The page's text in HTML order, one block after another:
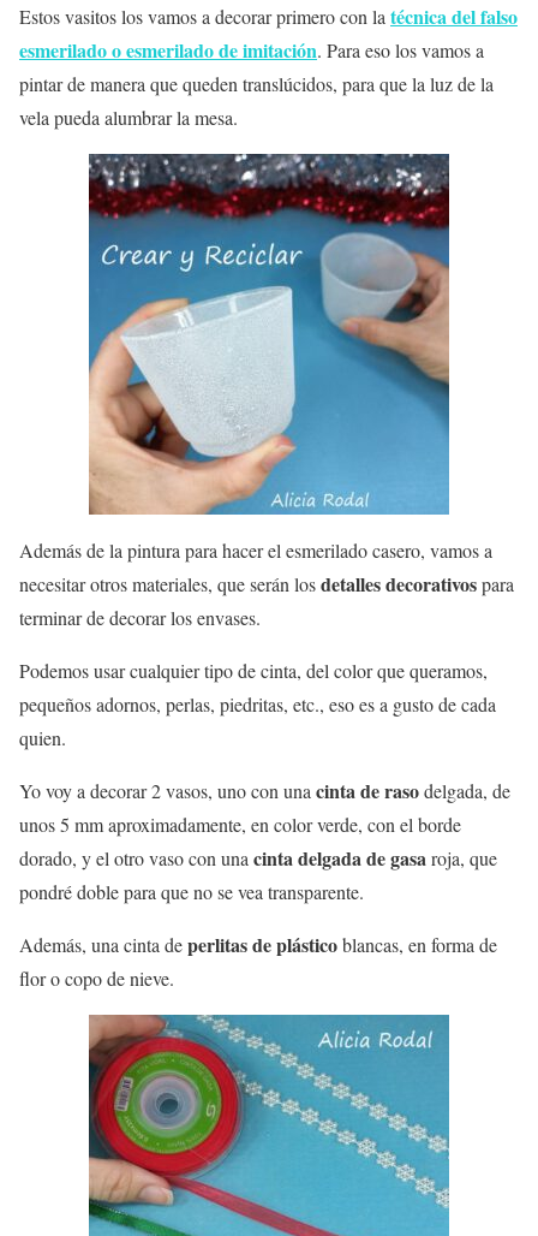
Estos vasitos los vamos a decorar primero con la técnica del falso
esmerilado o esmerilado de imitación. Para eso los vamos a
pintar de manera que queden translúcidos, para que la luz de la
vela pueda alumbrar la mesa.
Además de la pintura para hacer el esmerilado casero, vamos a
necesitar otros materiales, que serán losdetalles decorativospara
terminar de decorar los envases.
Podemos usar cualquier tipo de cinta, del color que queramos,
pequeños adornos, perlas, piedritas, etc., eso es a gusto de cada
quien.
Yo voy a decorar 2 vasos, uno con una cinta de rasodelgada, de
unos 5 mm aproximadamente, en color verde, con el borde
dorado, y el otro vaso con una cinta delgada de gasa roja, que
pondré doble para que no se vea transparente.
Además, una cinta deperlitas de plásticoblancas, en forma de
flor o copo de nieve.